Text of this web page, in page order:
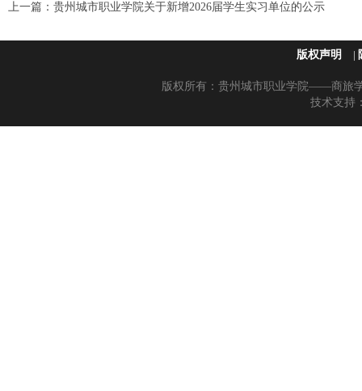
上一篇： 贵州城市职业学院关于新增2026届学生实习单位的公示
版权声明 |
版权所有：贵州城市职业学院——商旅
技术支持